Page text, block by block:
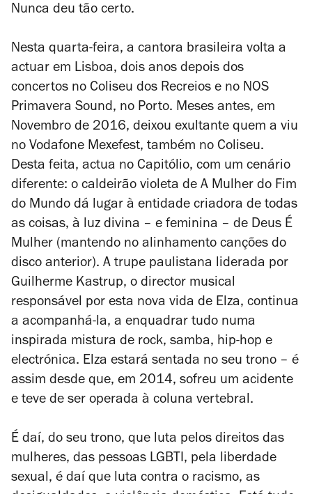
Nunca deu tão certo.
Nesta quarta-feira, a cantora brasileira volta a
actuar em Lisboa, dois anos depois dos
concertos no Coliseu dos Recreios e no NOS
Primavera Sound, no Porto. Meses antes, em
Novembro de 2016, deixou exultante quem a viu
no Vodafone Mexefest, também no Coliseu.
Desta feita, actua no Capitólio, com um cenário
diferente: o caldeirão violeta de A Mulher do Fim
do Mundo dá lugar à entidade criadora de todas
as coisas, à luz divina – e feminina – de Deus É
Mulher (mantendo no alinhamento canções do
disco anterior). A trupe paulistana liderada por
Guilherme Kastrup, o director musical
responsável por esta nova vida de Elza, continua
a acompanhá-la, a enquadrar tudo numa
inspirada mistura de rock, samba, hip-hop e
electrónica. Elza estará sentada no seu trono – é
assim desde que, em 2014, sofreu um acidente
e teve de ser operada à coluna vertebral.
É daí, do seu trono, que luta pelos direitos das
mulheres, das pessoas LGBTI, pela liberdade
sexual, é daí que luta contra o racismo, as